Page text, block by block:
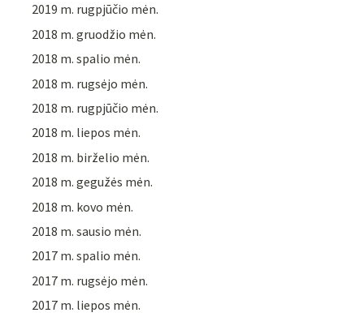
2019 m. rugpjūčio mėn.
2018 m. gruodžio mėn.
2018 m. spalio mėn.
2018 m. rugsėjo mėn.
2018 m. rugpjūčio mėn.
2018 m. liepos mėn.
2018 m. birželio mėn.
2018 m. gegužės mėn.
2018 m. kovo mėn.
2018 m. sausio mėn.
2017 m. spalio mėn.
2017 m. rugsėjo mėn.
2017 m. liepos mėn.